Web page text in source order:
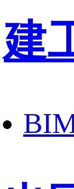
建